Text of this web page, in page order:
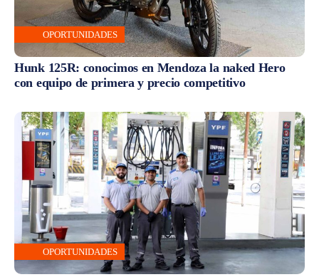
OPORTUNIDADES
Hunk 125R: conocimos en Mendoza la naked Hero
con equipo de primera y precio competitivo
OPORTUNIDADES